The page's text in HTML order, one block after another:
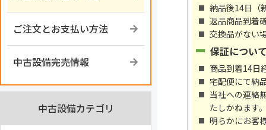
ご注文とお支払い方法
中古設備完売情報
中古設備カテゴリ
納品後14日（
返品商品到着
交換品がない
保証につい
商品到着14日
宅配便にて納
当社への連絡
たしかねます
明らかにお客